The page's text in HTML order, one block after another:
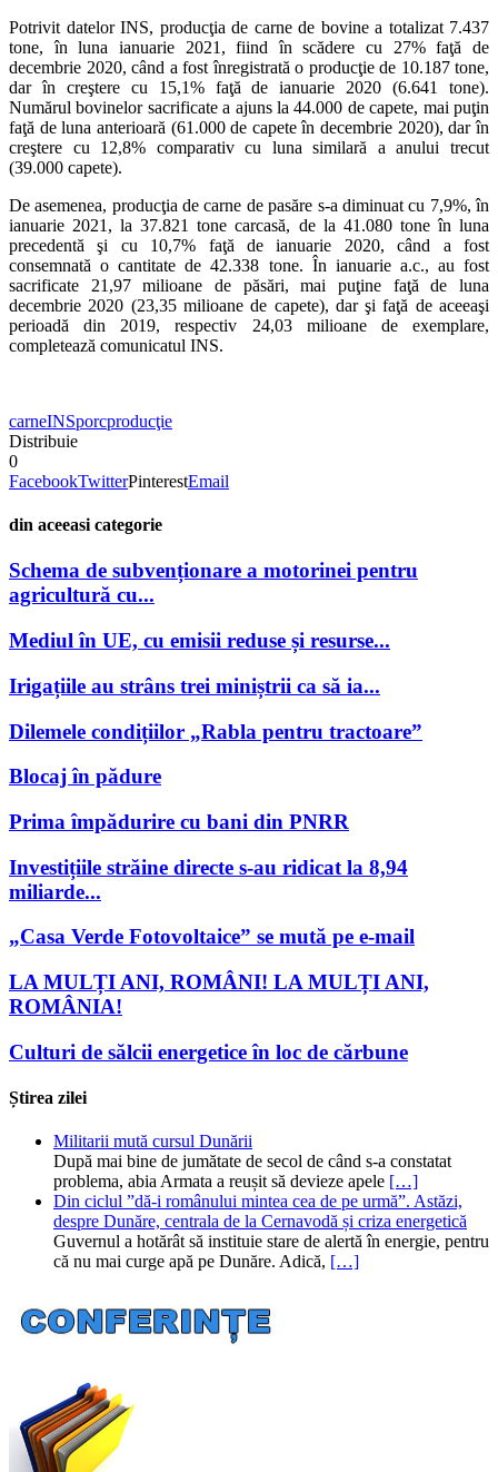
Potrivit datelor INS, producţia de carne de bovine a totalizat 7.437
tone, în luna ianuarie 2021, fiind în scădere cu 27% faţă de
decembrie 2020, când a fost înregistrată o producţie de 10.187 tone,
dar în creştere cu 15,1% faţă de ianuarie 2020 (6.641 tone).
Numărul bovinelor sacrificate a ajuns la 44.000 de capete, mai puţin
faţă de luna anterioară (61.000 de capete în decembrie 2020), dar în
creştere cu 12,8% comparativ cu luna similară a anului trecut
(39.000 capete).
De asemenea, producţia de carne de pasăre s-a diminuat cu 7,9%, în
ianuarie 2021, la 37.821 tone carcasă, de la 41.080 tone în luna
precedentă şi cu 10,7% faţă de ianuarie 2020, când a fost
consemnată o cantitate de 42.338 tone. În ianuarie a.c., au fost
sacrificate 21,97 milioane de păsări, mai puţine faţă de luna
decembrie 2020 (23,35 milioane de capete), dar şi faţă de aceeaşi
perioadă din 2019, respectiv 24,03 milioane de exemplare,
completează comunicatul INS.
carneINSporcproducţie
Distribuie
0
FacebookTwitterPinterestEmail
din aceeasi categorie
Schema de subvenționare a motorinei pentru
agricultură cu...
Mediul în UE, cu emisii reduse și resurse...
Irigațiile au strâns trei miniștrii ca să ia...
Dilemele condițiilor „Rabla pentru tractoare”
Blocaj în pădure
Prima împădurire cu bani din PNRR
Investițiile străine directe s-au ridicat la 8,94
miliarde...
„Casa Verde Fotovoltaice” se mută pe e-mail
LA MULȚI ANI, ROMÂNI! LA MULȚI ANI,
ROMÂNIA!
Culturi de sălcii energetice în loc de cărbune
Știrea zilei
Militarii mută cursul Dunării
După mai bine de jumătate de secol de când s-a constatat
problema, abia Armata a reușit să devieze apele […]
Din ciclul ”dă-i românului mintea cea de pe urmă”. Astăzi,
despre Dunăre, centrala de la Cernavodă și criza energetică
Guvernul a hotărât să instituie stare de alertă în energie, pentru
că nu mai curge apă pe Dunăre. Adică, […]